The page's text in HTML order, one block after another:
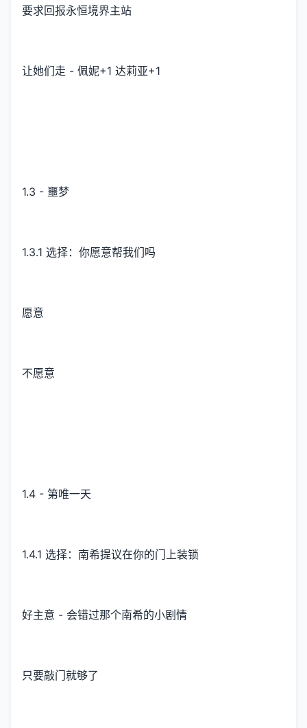
要求回报永恒境界主站
让她们走 - 佩妮+1 达莉亚+1
1.3 - 噩梦
1.3.1 选择：你愿意帮我们吗
愿意
不愿意
1.4 - 第唯一天
1.4.1 选择：南希提议在你的门上装锁
好主意 - 会错过那个南希的小剧情
只要敲门就够了